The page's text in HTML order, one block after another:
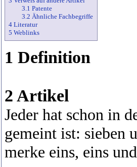
3.1 Patente
3.2 Ähnliche Fachbegriffe
4 Literatur
5 Weblinks
1 Definition
2 Artikel
Jeder hat schon in
gemeint ist: sieben
merke eins, eins